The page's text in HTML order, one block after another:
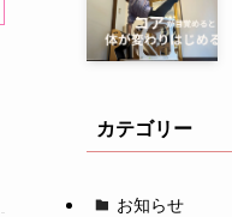
カテゴリー
お知らせ